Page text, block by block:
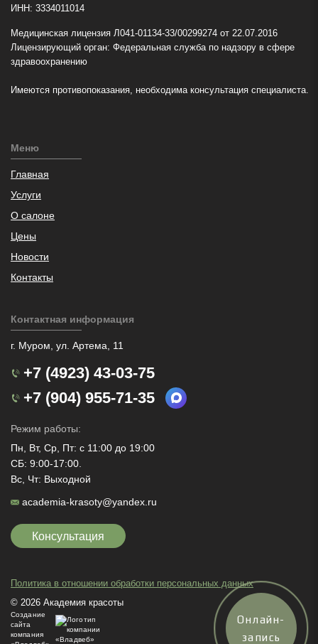
ИНН: 3334011014
Медицинская лицензия Л041-01134-33/00299274 от 22.07.2016
Лицензирующий орган: Федеральная служба по надзору в сфере
здравоохранению
Имеются противопоказания, необходима консультация специалиста.
Меню
Главная
Услуги
О салоне
Цены
Новости
Контакты
Контактная информация
г. Муром, ул. Артема, 11
+7 (4923) 43-03-75
+7 (904) 955-71-35
Режим работы:
Пн, Вт, Ср, Пт: с 11:00 до 19:00
СБ: 9:00-17:00.
Вс, Чт: Выходной
academia-krasoty@yandex.ru
Консультация
Политика в отношении обработки персональных данных
© 2026 Академия красоты
Создание
сайта
компания
Онлайн-
запись